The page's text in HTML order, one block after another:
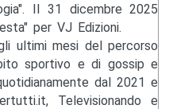
Il 31 dicembre 2025
per VJ Edizioni.
ultimi mesi del percorso
sportivo e di gossip e
dal 2021 e
Televisionando e